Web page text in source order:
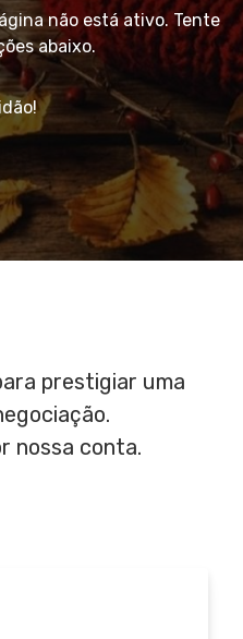
não está ativo. Tente
abaixo.
prestigiar uma
nossa conta.